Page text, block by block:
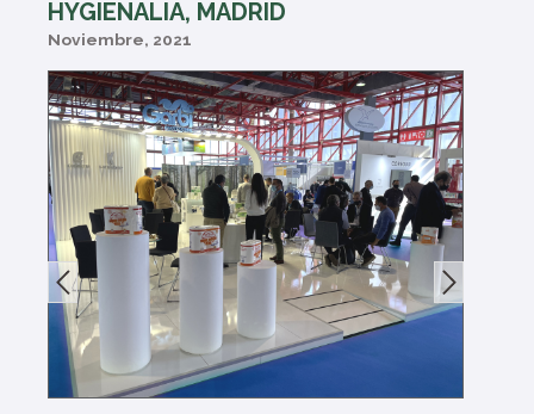
HYGIENALIA, MADRID
Noviembre, 2021